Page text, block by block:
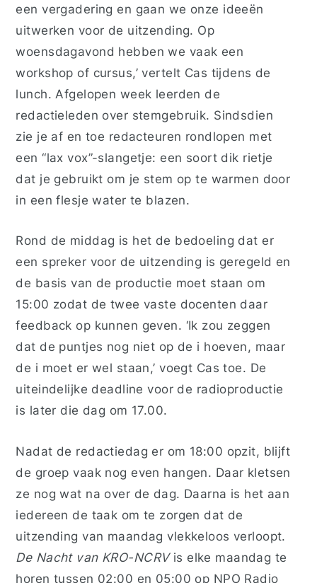
een vergadering en gaan we onze ideeën
uitwerken voor de uitzending. Op
woensdagavond hebben we vaak een
workshop of cursus,’ vertelt Cas tijdens de
lunch. Afgelopen week leerden de
redactieleden over stemgebruik. Sindsdien
zie je af en toe redacteuren rondlopen met
een “lax vox”-slangetje: een soort dik rietje
dat je gebruikt om je stem op te warmen door
in een flesje water te blazen.
Rond de middag is het de bedoeling dat er
een spreker voor de uitzending is geregeld en
de basis van de productie moet staan om
15:00 zodat de twee vaste docenten daar
feedback op kunnen geven. ‘Ik zou zeggen
dat de puntjes nog niet op de i hoeven, maar
de i moet er wel staan,’ voegt Cas toe. De
uiteindelijke deadline voor de radioproductie
is later die dag om 17.00.
Nadat de redactiedag er om 18:00 opzit, blijft
de groep vaak nog even hangen. Daar kletsen
ze nog wat na over de dag. Daarna is het aan
iedereen de taak om te zorgen dat de
uitzending van maandag vlekkeloos verloopt.
De Nacht van KRO-NCRVis elke maandag te
horen tussen 02:00 en 05:00 op NPO Radio